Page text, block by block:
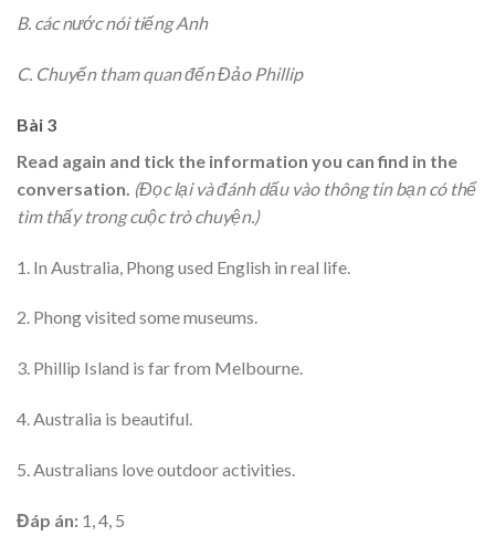
B. các nước nói tiếng Anh
C. Chuyến tham quan đến Đảo Phillip
Bài 3
Read again and tick the information you can find in the
conversation. (Đọc lại và đánh dấu vào thông tin bạn có thể
tìm thấy trong cuộc trò chuyện.)
1. In Australia, Phong used English in real life.
2. Phong visited some museums.
3. Phillip Island is far from Melbourne.
4. Australia is beautiful.
5. Australians love outdoor activities.
Đáp án: 1, 4, 5